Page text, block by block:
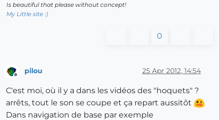
Is beautiful that please without concept!
My Little site :)
0
Offline
pilou 25 Apr 2012, 14:54
C'est moi, où il y a dans les vidéos des "hoquets" ?
arrêts, tout le son se coupe et ça repart aussitôt
Dans navigation de base par exemple